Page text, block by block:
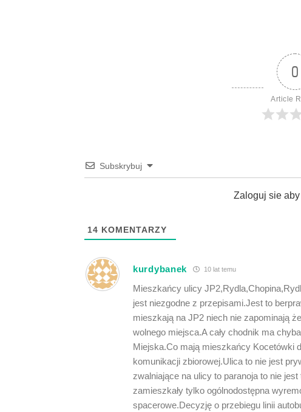
0
Article
Subskrybuj
Zaloguj sie
14 KOMENTARZY
kurdybanek 10 lat temu
Mieszkańcy ulicy
jest niezgodne z przepisami.Jest to
mieszkają na JP2 niech nie zapominają
wolnego miejsca.A cały chodnik ma
Miejska.Co mają mieszkańcy Kocetówki
komunikacji zbiorowej.Ulica to nie jest
zwalniające na ulicy to paranoja to nie
zamieszkały tylko ogólnodostępna
spacerowe.Decyzję o przebiegu linii